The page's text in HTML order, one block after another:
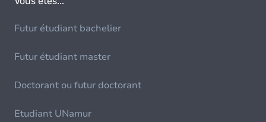
Futur étudiant bachelier
Futur étudiant master
Doctorant ou futur doctorant
Etudiant UNamur